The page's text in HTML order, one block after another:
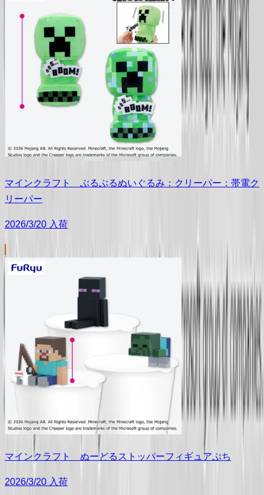
マインクラフト ぶるぶるぬいぐるみ：クリーパー：帯電ク
リーパー
2026/3/20 入荷
マインクラフト ぬーどるストッパーフィギュアぷち
2026/3/20 入荷